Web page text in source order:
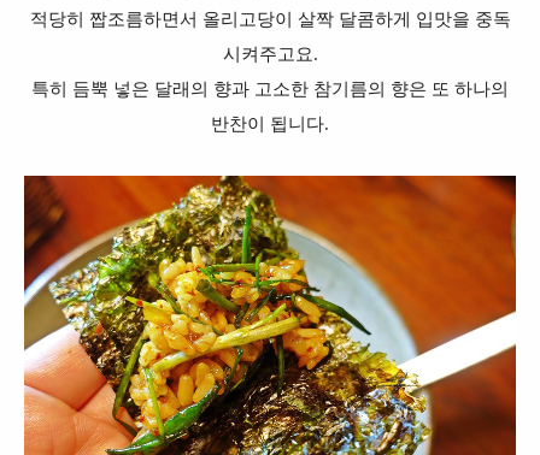
적당히 짭조름하면서 올리고당이 살짝 달콤하게 입맛을 중독
시켜주고요.
특히 듬뿍 넣은 달래의 향과 고소한 참기름의 향은 또 하나의
반찬이 됩니다.